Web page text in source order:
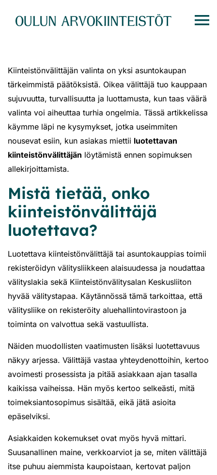
suoraan
Kiinteistönvälittäjän valinta on yksi asuntokaupan
tärkeimmistä päätöksistä. Oikea välittäjä tuo kauppaan
sujuvuutta, turvallisuutta ja luottamusta, kun taas väärä
valinta voi aiheuttaa turhia ongelmia. Tässä artikkelissa
käymme läpi ne kysymykset, jotka useimmiten
nousevat esiin, kun asiakas miettii luotettavan
kiinteistönvälittäjän löytämistä ennen sopimuksen
allekirjoittamista.
Mistä tietää, onko
kiinteistönvälittäjä
luotettava?
Luotettava kiinteistönvälittäjä tai asuntokauppias toimii
rekisteröidyn välitysliikkeen alaisuudessa ja noudattaa
välityslakia sekä Kiinteistönvälitysalan Keskusliiton
hyvää välitystapaa. Käytännössä tämä tarkoittaa, että
välitysliike on rekisteröity aluehallintovirastoon ja
toiminta on valvottua sekä vastuullista.
Näiden muodollisten vaatimusten lisäksi luotettavuus
näkyy arjessa. Välittäjä vastaa yhteydenottoihin, kertoo
avoimesti prosessista ja pitää asiakkaan ajan tasalla
kaikissa vaiheissa. Hän myös kertoo selkeästi, mitä
toimeksiantosopimus sisältää, eikä jätä asioita
epäselviksi.
Asiakkaiden kokemukset ovat myös hyvä mittari.
Suusanallinen maine, verkkoarviot ja se, miten välittäjä
itse puhuu aiemmista kaupoistaan, kertovat paljon